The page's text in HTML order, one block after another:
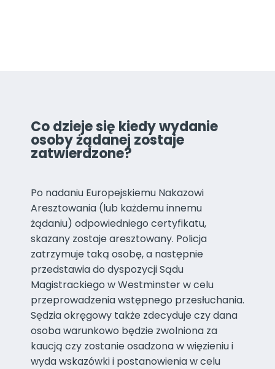
Co dzieje się kiedy wydanie
osoby żądanej zostaje
zatwierdzone?
Po nadaniu Europejskiemu Nakazowi
Aresztowania (lub każdemu innemu
żądaniu) odpowiedniego certyfikatu,
skazany zostaje aresztowany. Policja
zatrzymuje taką osobę, a następnie
przedstawia do dyspozycji Sądu
Magistrackiego w Westminster w celu
przeprowadzenia wstępnego przesłuchania.
Sędzia okręgowy także zdecyduje czy dana
osoba warunkowo będzie zwolniona za
kaucją czy zostanie osadzona w więzieniu i
wyda wskazówki i postanowienia w celu